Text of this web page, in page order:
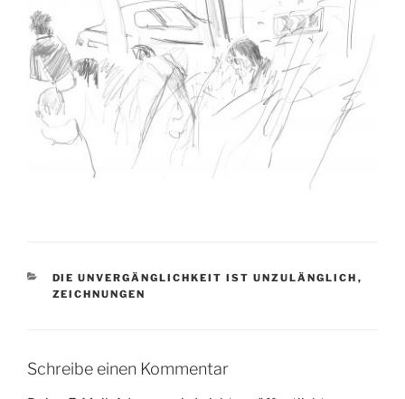
KATEGORIEN
DIE UNVERGÄNGLICHKEIT IST UNZULÄNGLICH ,
ZEICHNUNGEN
Schreibe einen Kommentar